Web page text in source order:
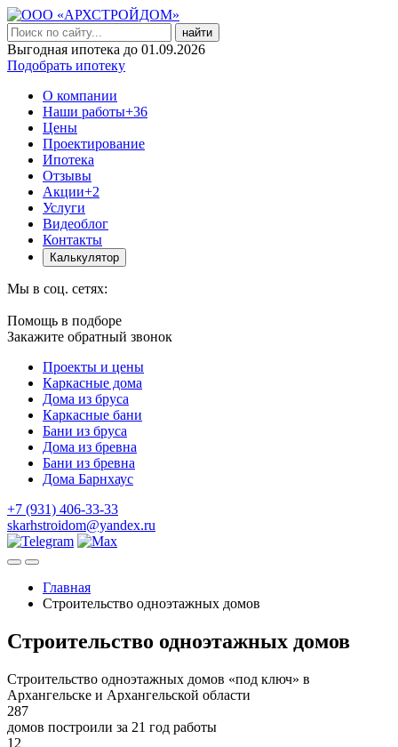
найти
Выгодная ипотека до 01.09.2026
Подобрать ипотеку
О компании
Наши работы+36
Цены
Проектирование
Ипотека
Отзывы
Акции+2
Услуги
Видеоблог
Контакты
Калькулятор
Мы в соц. сетях:
Помощь в подборе
Закажите обратный звонок
Проекты и цены
Каркасные дома
Дома из бруса
Каркасные бани
Бани из бруса
Дома из бревна
Бани из бревна
Дома Барнхаус
+7 (931) 406-33-33
skarhstroidom@yandex.ru
Главная
Строительство одноэтажных домов
Строительство одноэтажных домов
Строительство одноэтажных домов «под ключ» в
Архангельске и Архангельской области
287
домов построили за 21 год работы
12